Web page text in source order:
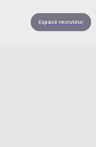
Espace recruteur